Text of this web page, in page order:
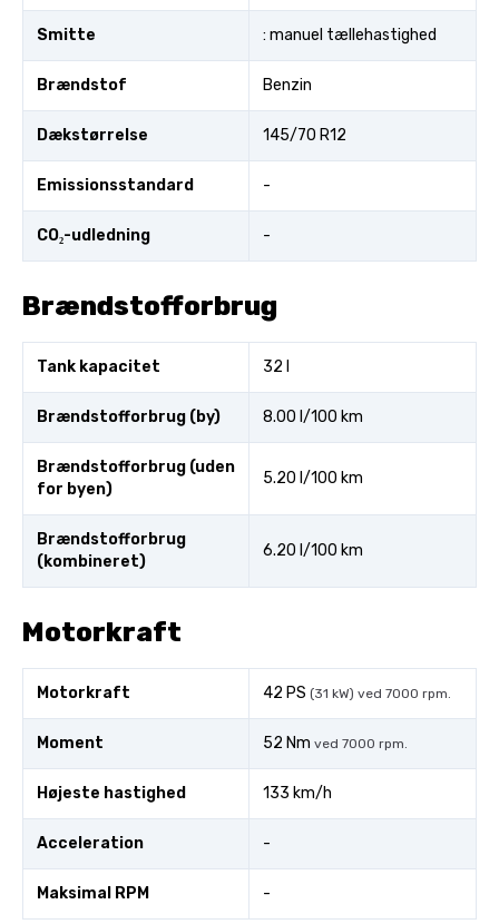
Smitte : manuel tællehastighed
Brændstof Benzin
Dækstørrelse 145/70 R12
Emissionsstandard -
CO₂-udledning -
Brændstofforbrug
Tank kapacitet 32 l
Brændstofforbrug (by) 8.00 l/100 km
Brændstofforbrug (uden
for byen)
5.20 l/100 km
Brændstofforbrug
(kombineret)
6.20 l/100 km
Motorkraft
Motorkraft 42 PS (31 kW) ved 7000 rpm.
Moment 52 Nm ved 7000 rpm.
Højeste hastighed 133 km/h
Acceleration -
Maksimal RPM -